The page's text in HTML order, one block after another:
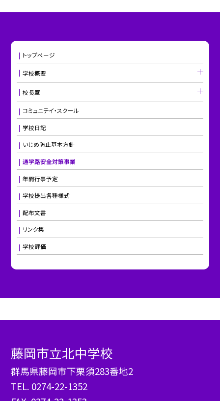
トップページ
学校概要
校長室
コミュニテイ・スクール
学校日記
いじめ防止基本方針
通学路安全対策事業
年間行事予定
学校提出各種様式
配布文書
リンク集
学校評価
藤岡市立北中学校
群馬県藤岡市下栗須283番地2
TEL. 0274-22-1352